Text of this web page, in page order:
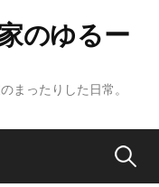
のゆるー
まったりした日常。
検